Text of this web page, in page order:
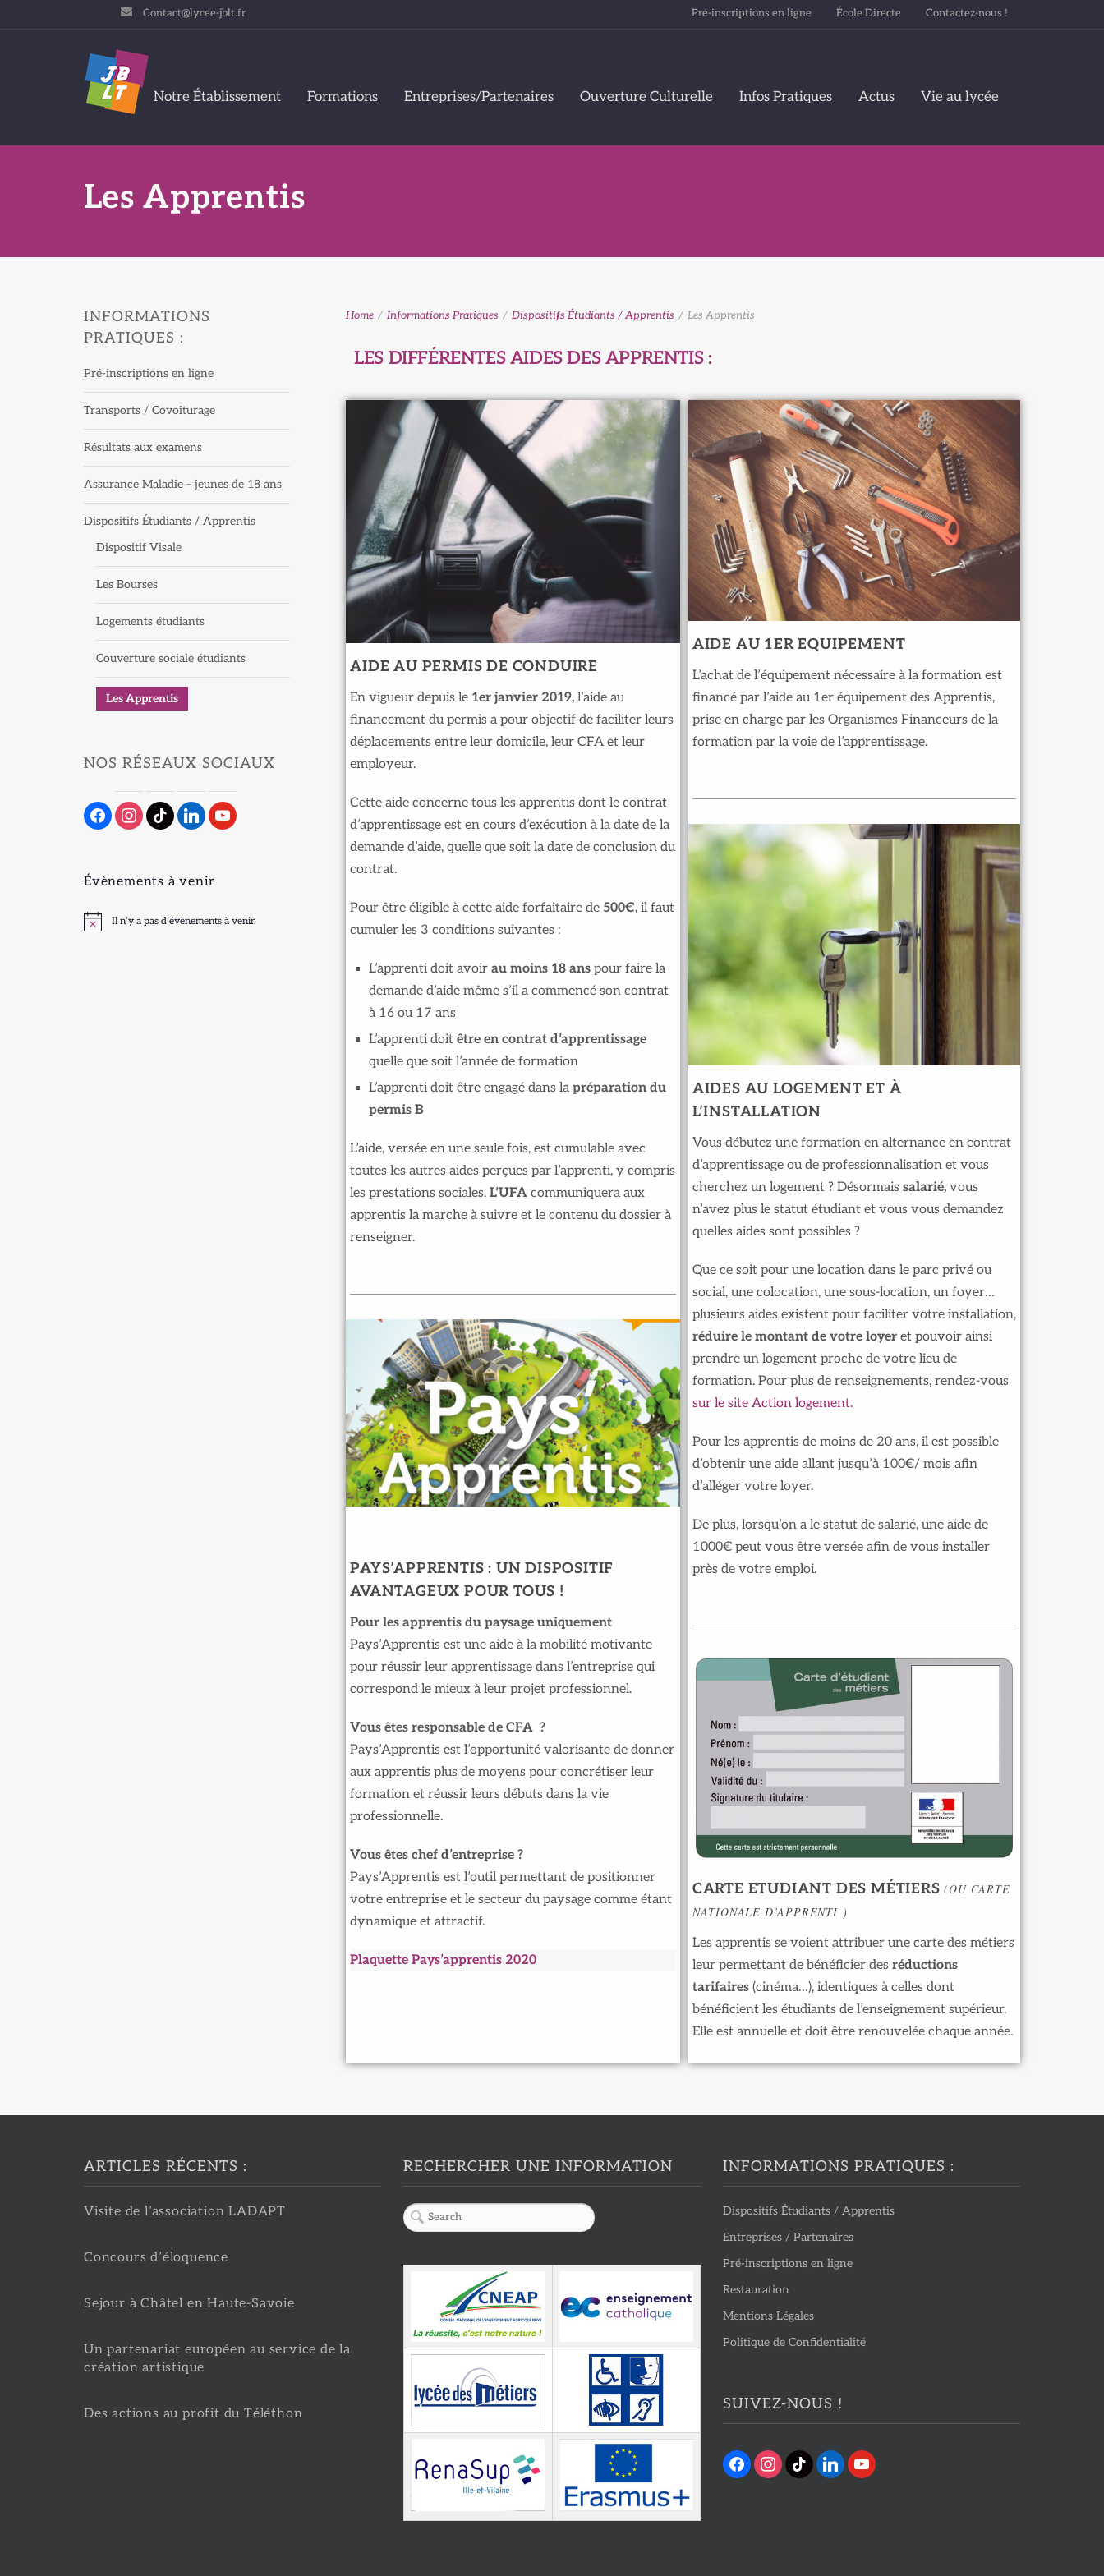
Contact@lycee-jblt.fr Pré-inscriptions en ligne École Directe Contactez-nous !
Notre Établissement Formations Entreprises/Partenaires Ouverture Culturelle Infos Pratiques Actus Vie au lycée
Les Apprentis
Home / Informations Pratiques / Dispositifs Étudiants / Apprentis / Les Apprentis
LES DIFFÉRENTES AIDES DES APPRENTIS :
AIDE AU PERMIS DE CONDUIRE
En vigueur depuis le 1er janvier 2019, l’aide au
financement du permis a pour objectif de faciliter leurs
déplacements entre leur domicile, leur CFA et leur
employeur.
Cette aide concerne tous les apprentis dont le contrat
d’apprentissage est en cours d’exécution à la date de la
demande d’aide, quelle que soit la date de conclusion du
contrat.
Pour être éligible à cette aide forfaitaire de 500€, il faut
cumuler les 3 conditions suivantes :
L’apprenti doit avoirau moins 18 ans pour faire la
demande d’aide même s’il a commencé son contrat
à 16 ou 17 ans
L’apprenti doitêtre en contrat d’apprentissage
quelle que soit l’année de formation
L’apprenti doit être engagé dans la préparation du
permis B
L’aide, versée en une seule fois, est cumulable avec
toutes les autres aides perçues par l’apprenti, y compris
les prestations sociales.L’UFA communiquera aux
apprentis la marche à suivre et le contenu du dossier à
renseigner.
PAYS’APPRENTIS : UN DISPOSITIF
AVANTAGEUX POUR TOUS !
Pour les apprentis du paysage uniquement
Pays’Apprentis est une aide à la mobilité motivante
pour réussir leur apprentissage dans l’entreprise qui
correspond le mieux à leur projet professionnel.
Vous êtes responsable de CFA ?
Pays’Apprentis est l’opportunité valorisante de donner
aux apprentis plus de moyens pour concrétiser leur
formation et réussir leurs débuts dans la vie
professionnelle.
Vous êtes chef d’entreprise ?
Pays’Apprentis est l’outil permettant de positionner
votre entreprise et le secteur du paysage comme étant
dynamique et attractif.
Plaquette Pays’apprentis 2020
AIDE AU 1ER EQUIPEMENT
L’achat de l’équipement nécessaire à la formation est
financé par l’aide au 1er équipement des Apprentis,
prise en charge par les Organismes Financeurs de la
formation par la voie de l’apprentissage.
AIDES AU LOGEMENT ET À
L’INSTALLATION
Vous débutez une formation en alternance en contrat
d’apprentissage ou de professionnalisation et vous
cherchez un logement ? Désormais salarié,vous
n’avez plus le statut étudiant et vous vous demandez
quelles aides sont possibles ?
Que ce soit pour une location dans le parc privé ou
social, une colocation, une sous-location, un foyer…
plusieurs aides existent pour faciliter votre installation,
réduire le montant de votre loyeret pouvoir ainsi
prendre un logement proche de votre lieu de
formation. Pour plus de renseignements, rendez-vous
sur le site Action logement.
Pour les apprentis de moins de 20 ans, il est possible
d’obtenir une aide allant jusqu’à 100€/ mois afin
d’alléger votre loyer.
De plus, lorsqu’on a le statut de salarié, une aide de
1000€ peut vous être versée afin de vous installer
près de votre emploi.
CARTE ETUDIANT DES MÉTIERS(OU CARTE
NATIONALE D’APPRENTI )
Les apprentis se voient attribuer une carte des métiers
leur permettant de bénéficier des réductions
tarifaires (cinéma…), identiques à celles dont
bénéficient les étudiants de l’enseignement supérieur.
Elle est annuelle et doit être renouvelée chaque année.
INFORMATIONS
PRATIQUES :
Pré-inscriptions en ligne
Transports / Covoiturage
Résultats aux examens
Assurance Maladie – jeunes de 18 ans
Dispositifs Étudiants / Apprentis
Dispositif Visale
Les Bourses
Logements étudiants
Couverture sociale étudiants
Les Apprentis
NOS RÉSEAUX SOCIAUX
Évènements à venir
NoticeIl n’y a pas d’évènements à venir.
ARTICLES RÉCENTS :
Visite de l’association LADAPT
Concours d’éloquence
Sejour à Châtel en Haute-Savoie
Un partenariat européen au service de la
création artistique
Des actions au profit du Téléthon
RECHERCHER UNE INFORMATION INFORMATIONS PRATIQUES :
Dispositifs Étudiants / Apprentis
Entreprises / Partenaires
Pré-inscriptions en ligne
Restauration
Mentions Légales
Politique de Confidentialité
SUIVEZ-NOUS !